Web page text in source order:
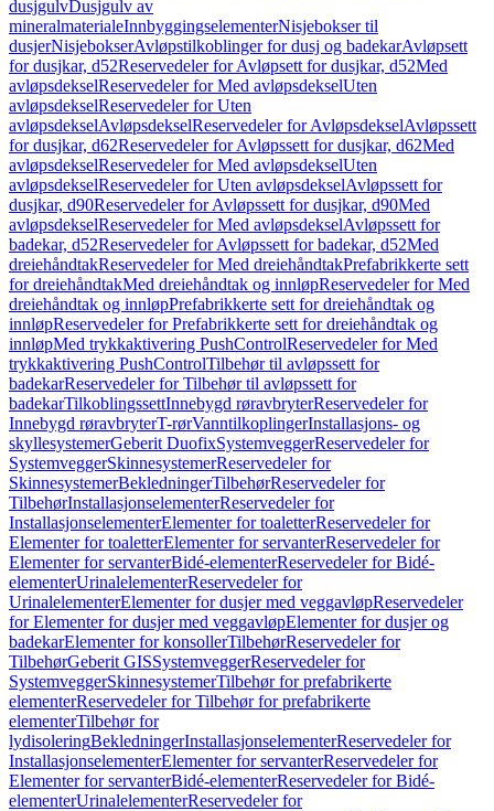
dusjgulvDusjgulv av
mineralmaterialeInnbyggingselementerNisjebokser til
dusjerNisjebokserAvløpstilkoblinger for dusj og badekarAvløpsett
for dusjkar, d52Reservedeler for Avløpsett for dusjkar, d52Med
avløpsdekselReservedeler for Med avløpsdekselUten
avløpsdekselReservedeler for Uten
avløpsdekselAvløpsdekselReservedeler for AvløpsdekselAvløpssett
for dusjkar, d62Reservedeler for Avløpssett for dusjkar, d62Med
avløpsdekselReservedeler for Med avløpsdekselUten
avløpsdekselReservedeler for Uten avløpsdekselAvløpssett for
dusjkar, d90Reservedeler for Avløpssett for dusjkar, d90Med
avløpsdekselReservedeler for Med avløpsdekselAvløpssett for
badekar, d52Reservedeler for Avløpssett for badekar, d52Med
dreiehåndtakReservedeler for Med dreiehåndtakPrefabrikkerte sett
for dreiehåndtakMed dreiehåndtak og innløpReservedeler for Med
dreiehåndtak og innløpPrefabrikkerte sett for dreiehåndtak og
innløpReservedeler for Prefabrikkerte sett for dreiehåndtak og
innløpMed trykkaktivering PushControlReservedeler for Med
trykkaktivering PushControlTilbehør til avløpssett for
badekarReservedeler for Tilbehør til avløpssett for
badekarTilkoblingssettInnebygd røravbryterReservedeler for
Innebygd røravbryterT-rørVanntilkoplingerInstallasjons- og
skyllesystemerGeberit DuofixSystemveggerReservedeler for
SystemveggerSkinnesystemerReservedeler for
SkinnesystemerBekledningerTilbehørReservedeler for
TilbehørInstallasjonselementerReservedeler for
InstallasjonselementerElementer for toaletterReservedeler for
Elementer for toaletterElementer for servanterReservedeler for
Elementer for servanterBidé-elementerReservedeler for Bidé-
elementerUrinalelementerReservedeler for
UrinalelementerElementer for dusjer med veggavløpReservedeler
for Elementer for dusjer med veggavløpElementer for dusjer og
badekarElementer for konsollerTilbehørReservedeler for
TilbehørGeberit GISSystemveggerReservedeler for
SystemveggerSkinnesystemerTilbehør for prefabrikerte
elementerReservedeler for Tilbehør for prefabrikerte
elementerTilbehør for
lydisoleringBekledningerInstallasjonselementerReservedeler for
InstallasjonselementerElementer for servanterReservedeler for
Elementer for servanterBidé-elementerReservedeler for Bidé-
elementerUrinalelementerReservedeler for